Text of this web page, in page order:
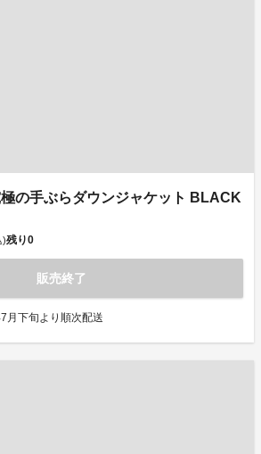
極の手ぶらダウンジャケット BLACK
)残り0
販売終了
月下旬より順次配送